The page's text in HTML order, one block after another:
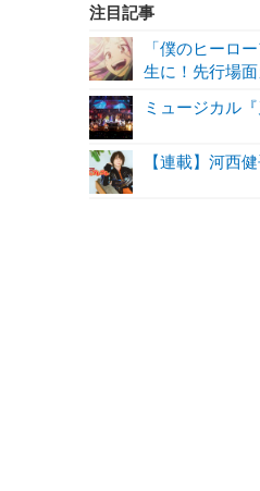
注目記事
「僕のヒーロ
生に！先行場
ミュージカル
【連載】河西